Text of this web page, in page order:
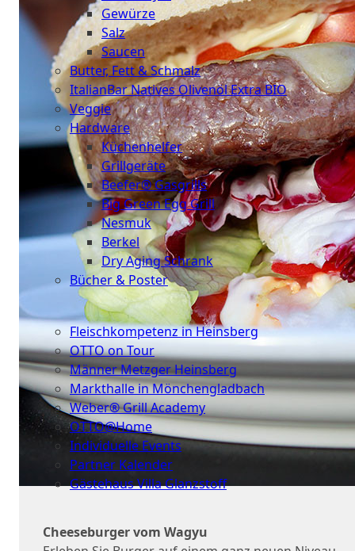
Gewürze
Salz
Saucen
Butter, Fett & Schmalz
ItalianBar Natives Olivenöl Extra BIO
Veggie
Hardware
Küchenhelfer
Grillgeräte
Beefer® Gasgrills
Big Green Egg Grill
Nesmuk
Berkel
Dry Aging Schrank
Bücher & Poster
Events
Fleischkompetenz in Heinsberg
OTTO on Tour
Männer Metzger Heinsberg
Markthalle in Mönchengladbach
Weber® Grill Academy
OTTO@Home
Individuelle Events
Partner Kalender
Gästehaus Villa Glanzstoff
Cheeseburger vom Wagyu